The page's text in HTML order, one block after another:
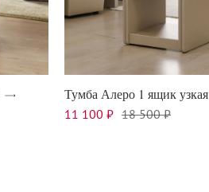
Тумба Алеро 1 ящик узкая
11 100 ₽ 18 500 ₽